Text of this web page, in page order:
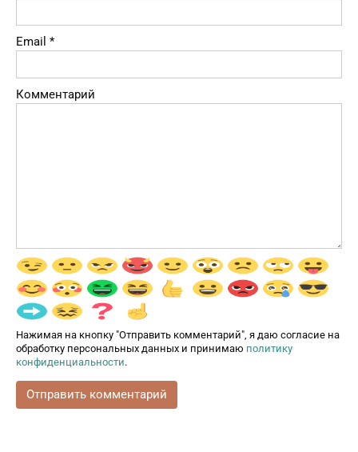
Email *
Комментарий
Нажимая на кнопку "Отправить комментарий", я даю согласие на
обработку персональных данных и принимаю политику
конфиденциальности.